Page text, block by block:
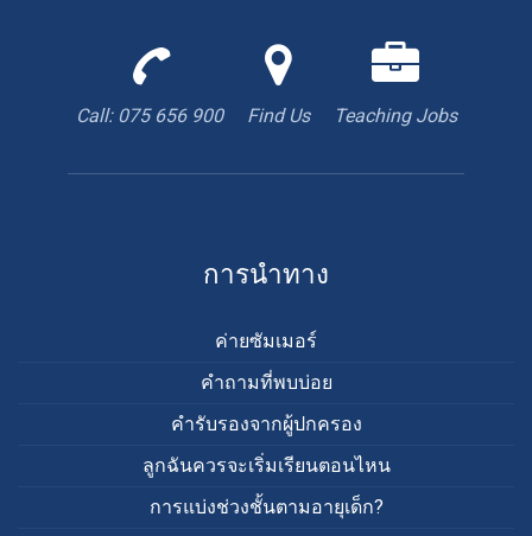
Call: 075 656 900
to
appointment
Find Us
with
Maps
Teaching Jobs
การนำทาง
ค่ายซัมเมอร์
คำถามที่พบบ่อย
คำรับรองจากผู้ปกครอง
ลูกฉันควรจะเริ่มเรียนตอนไหน
การแบ่งช่วงชั้นตามอายุเด็ก?